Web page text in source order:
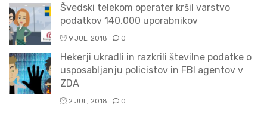
Švedski telekom operater kršil varstvo
podatkov 140.000 uporabnikov
9 JUL, 2018 0
Hekerji ukradli in razkrili številne podatke o
usposabljanju policistov in FBI agentov v
ZDA
2 JUL, 2018 0